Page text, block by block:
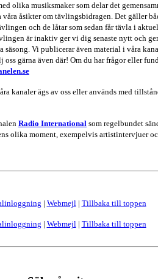
olika musiksmaker som delar det
åsikter om tävlingsbidragen. Det gäller
och de låtar som sedan får tävla i
är inaktiv ger vi dig senaste nytt och
säsong. Vi publicerar även material i våra
oss gärna även där! Om du har frågor eller
kanaler ägs av oss eller används med
Radio International som regelbundet
olika moment, exempelvis artistintervjuer
| Webmejl| Tillbaka till toppen
| Webmejl| Tillbaka till toppen